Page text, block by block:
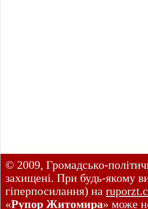
© 2009, Громадсько-
захищені. При будь-якому
гіперпосилання) на
«Рупор Житомира» може